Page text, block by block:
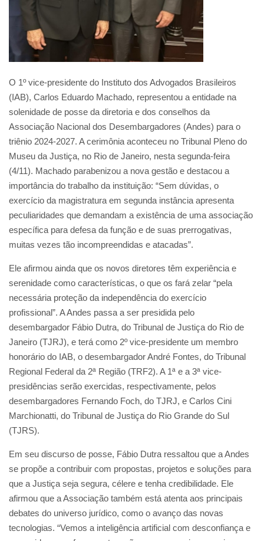
O 1º vice-presidente do Instituto dos Advogados Brasileiros
(IAB), Carlos Eduardo Machado, representou a entidade na
solenidade de posse da diretoria e dos conselhos da
Associação Nacional dos Desembargadores (Andes) para o
triênio 2024-2027. A cerimônia aconteceu no Tribunal Pleno do
Museu da Justiça, no Rio de Janeiro, nesta segunda-feira
(4/11). Machado parabenizou a nova gestão e destacou a
importância do trabalho da instituição: “Sem dúvidas, o
exercício da magistratura em segunda instância apresenta
peculiaridades que demandam a existência de uma associação
específica para defesa da função e de suas prerrogativas,
muitas vezes tão incompreendidas e atacadas”.
Ele afirmou ainda que os novos diretores têm experiência e
serenidade como características, o que os fará zelar “pela
necessária proteção da independência do exercício
profissional”. A Andes passa a ser presidida pelo
desembargador Fábio Dutra, do Tribunal de Justiça do Rio de
Janeiro (TJRJ), e terá como 2º vice-presidente um membro
honorário do IAB, o desembargador André Fontes, do Tribunal
Regional Federal da 2ª Região (TRF2). A 1ª e a 3ª vice-
presidências serão exercidas, respectivamente, pelos
desembargadores Fernando Foch, do TJRJ, e Carlos Cini
Marchionatti, do Tribunal de Justiça do Rio Grande do Sul
(TJRS).
Em seu discurso de posse, Fábio Dutra ressaltou que a Andes
se propõe a contribuir com propostas, projetos e soluções para
que a Justiça seja segura, célere e tenha credibilidade. Ele
afirmou que a Associação também está atenta aos principais
debates do universo jurídico, como o avanço das novas
tecnologias. “Vemos a inteligência artificial com desconfiança e